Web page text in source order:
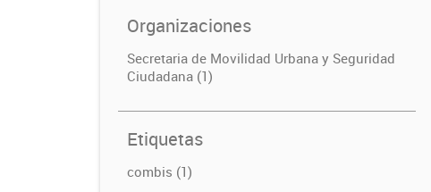
Organizaciones
Secretaria de Movilidad Urbana y Seguridad
Ciudadana (1)
Etiquetas
combis (1)